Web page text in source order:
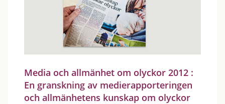
Media och allmänhet om olyckor 2012 :
En granskning av medierapporteringen
och allmänhetens kunskap om olyckor